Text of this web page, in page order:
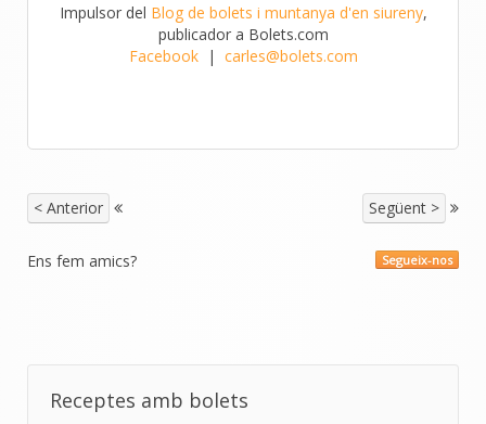
Impulsor del Blog de bolets i muntanya d'en siureny,
publicador a Bolets.com
Facebook| carles@bolets.com
< Anterior Següent >
Segueix-nos
Ens fem amics?
Receptes amb bolets